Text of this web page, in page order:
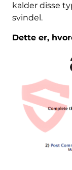
kalder disse
svindel.
Dette er,